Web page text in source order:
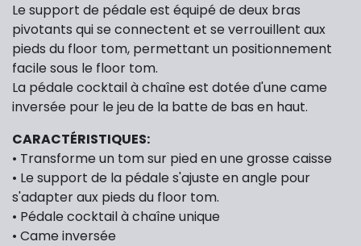
Le support de pédale est équipé de deux bras
pivotants qui se connectent et se verrouillent aux
pieds du floor tom, permettant un positionnement
facile sous le floor tom.
La pédale cocktail à chaîne est dotée d'une came
inversée pour le jeu de la batte de bas en haut.
CARACTÉRISTIQUES:
• Transforme un tom sur pied en une grosse caisse
• Le support de la pédale s'ajuste en angle pour
s'adapter aux pieds du floor tom.
• Pédale cocktail à chaîne unique
• Came inversée